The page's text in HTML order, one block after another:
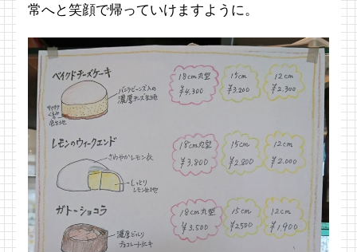
常へと笑顔で帰っていけますように。